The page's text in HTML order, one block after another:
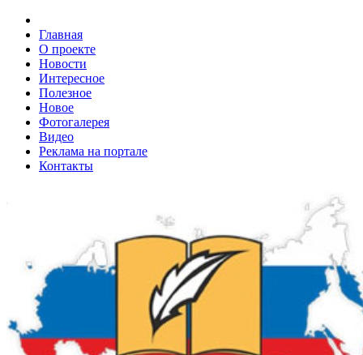
Главная
О проекте
Новости
Интересное
Полезное
Новое
Фотогалерея
Видео
Реклама на портале
Контакты